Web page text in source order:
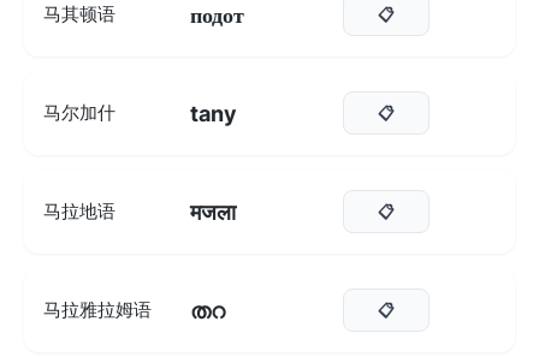
马其顿语 подот 📋
马尔加什 tany 📋
马拉地语 मजला 📋
马拉雅拉姆语 തറ 📋